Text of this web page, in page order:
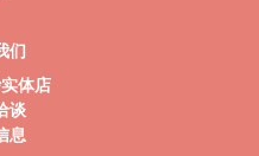
们
体店
谈
息